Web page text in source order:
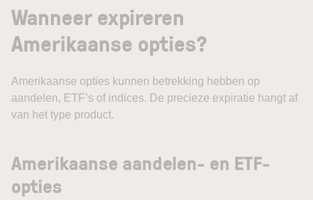
Wanneer expireren
Amerikaanse opties?
Amerikaanse opties kunnen betrekking hebben op
aandelen, ETF’s of indices. De precieze expiratie hangt af
van het type product.
Amerikaanse aandelen- en ETF-
opties